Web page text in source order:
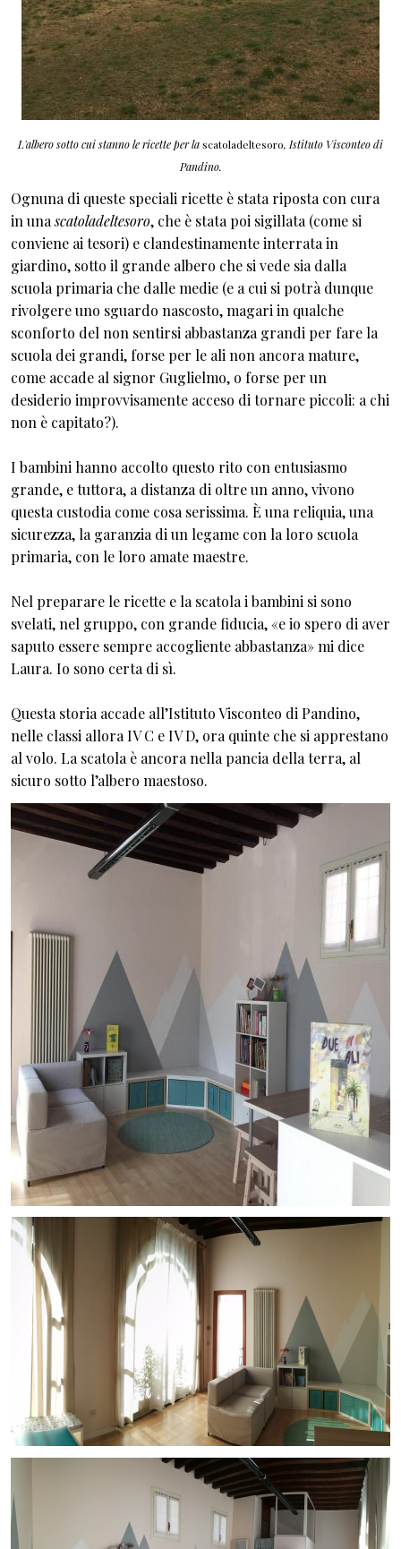
L'albero sotto cui stanno le ricette per lascatoladeltesoro, Istituto Visconteo di
Pandino.
Ognuna di queste speciali ricette è stata riposta con cura
in unascatoladeltesoro, che è stata poi sigillata (come si
conviene ai tesori) e clandestinamente interrata in
giardino, sotto il grande albero che si vede sia dalla
scuola primaria che dalle medie (e a cui si potrà dunque
rivolgere uno sguardo nascosto, magari in qualche
sconforto del non sentirsi abbastanza grandi per fare la
scuola dei grandi, forse per le ali non ancora mature,
come accade al signor Guglielmo, o forse per un
desiderio improvvisamente acceso di tornare piccoli: a chi
non è capitato?).
I bambini hanno accolto questo rito con entusiasmo
grande, e tuttora, a distanza di oltre un anno, vivono
questa custodia come cosa serissima. È una reliquia, una
sicurezza, la garanzia di un legame con la loro scuola
primaria, con le loro amate maestre.
Nel preparare le ricette e la scatola i bambini si sono
svelati, nel gruppo, con grande fiducia, «e io spero di aver
saputo essere sempre accogliente abbastanza» mi dice
Laura. Io sono certa di sì.
Questa storia accade all’Istituto Visconteo di Pandino,
nelle classi allora IV C e IV D, ora quinte che si apprestano
al volo. La scatola è ancora nella pancia della terra, al
sicuro sotto l’albero maestoso.